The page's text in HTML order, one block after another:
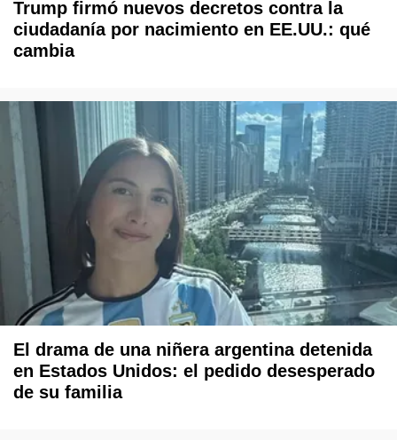
Trump firmó nuevos decretos contra la
ciudadanía por nacimiento en EE.UU.: qué
cambia
El drama de una niñera argentina detenida
en Estados Unidos: el pedido desesperado
de su familia